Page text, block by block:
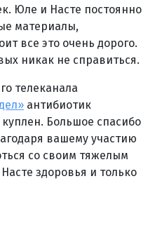
Юле и Насте постоянно
материалы,
все это очень дорого.
никак не справиться.
телеканала
антибиотик
Большое спасибо
вашему участию
со своим тяжелым
здоровья и только